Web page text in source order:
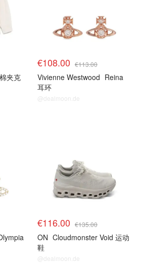
夹克
€108.00 €113.00
Vivienne Westwood Reina
耳环
@dealmoon.de
€116.00 €135.00
ON Cloudmonster Void 运动
鞋
@dealmoon.de